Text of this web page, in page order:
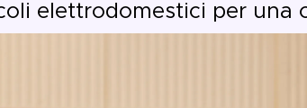
elettrodomestici per una